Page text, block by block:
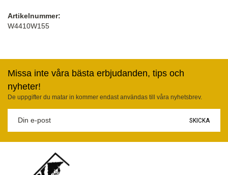
Artikelnummer:
W4410W155
Missa inte våra bästa erbjudanden, tips och
nyheter!
De uppgifter du matar in kommer endast användas till våra nyhetsbrev.
SKICKA